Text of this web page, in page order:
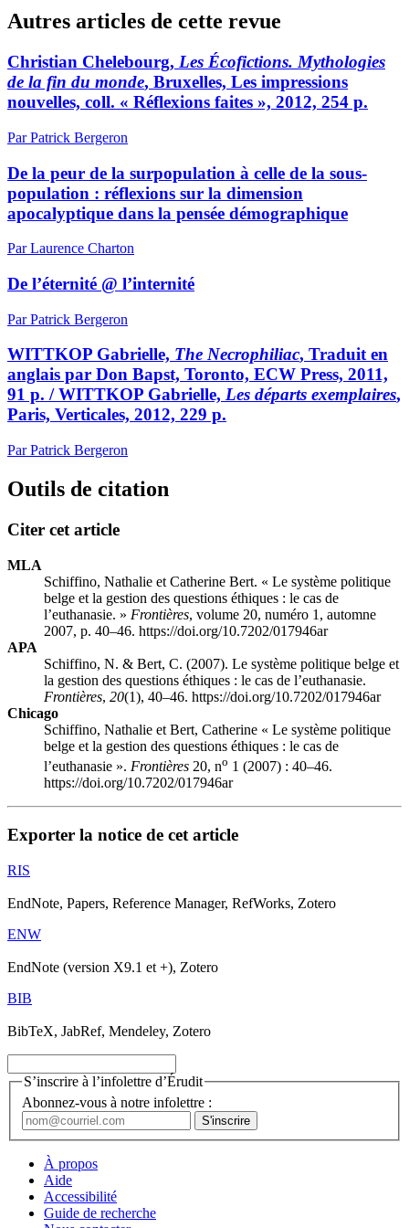
Autres articles de cette revue
Christian Chelebourg, Les Écofictions. Mythologies
de la fin du monde, Bruxelles, Les impressions
nouvelles, coll. « Réflexions faites », 2012, 254 p.
Par Patrick Bergeron
De la peur de la surpopulation à celle de la sous-
population : réflexions sur la dimension
apocalyptique dans la pensée démographique
Par Laurence Charton
De l’éternité @ l’internité
Par Patrick Bergeron
WITTKOP Gabrielle, The Necrophiliac, Traduit en
anglais par Don Bapst, Toronto, ECW Press, 2011,
91 p. / WITTKOP Gabrielle, Les départs exemplaires,
Paris, Verticales, 2012, 229 p.
Par Patrick Bergeron
Outils de citation
Citer cet article
MLA
Schiffino, Nathalie et Catherine Bert. « Le système politique
belge et la gestion des questions éthiques : le cas de
l’euthanasie. » Frontières, volume 20, numéro 1, automne
2007, p. 40–46. https://doi.org/10.7202/017946ar
APA
Schiffino, N. & Bert, C. (2007). Le système politique belge et
la gestion des questions éthiques : le cas de l’euthanasie.
Frontières, 20(1), 40–46. https://doi.org/10.7202/017946ar
Chicago
Schiffino, Nathalie et Bert, Catherine « Le système politique
belge et la gestion des questions éthiques : le cas de
l’euthanasie ». Frontières 20, no 1 (2007) : 40–46.
https://doi.org/10.7202/017946ar
Exporter la notice de cet article
RIS
EndNote, Papers, Reference Manager, RefWorks, Zotero
ENW
EndNote (version X9.1 et +), Zotero
BIB
BibTeX, JabRef, Mendeley, Zotero
S’inscrire à l’infolettre d’Érudit
Abonnez-vous à notre infolettre :
À propos
Aide
Accessibilité
Guide de recherche